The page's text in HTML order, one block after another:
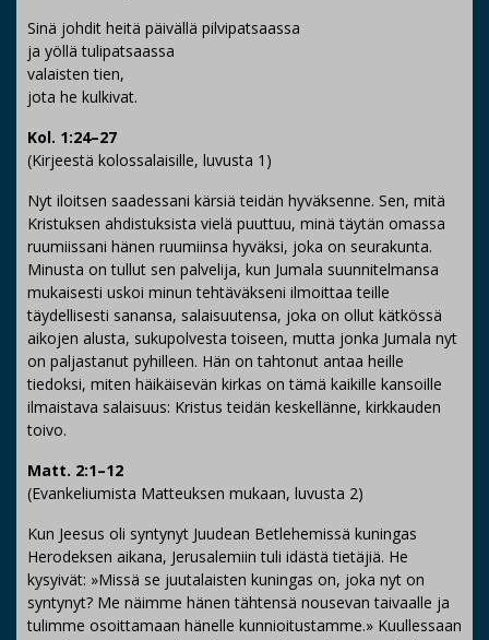
Sinä johdit heitä päivällä pilvipatsaassa
ja yöllä tulipatsaassa
valaisten tien,
jota he kulkivat.
Kol. 1:24–27
(Kirjeestä kolossalaisille, luvusta 1)
Nyt iloitsen saadessani kärsiä teidän hyväksenne. Sen, mitä
Kristuksen ahdistuksista vielä puuttuu, minä täytän omassa
ruumiissani hänen ruumiinsa hyväksi, joka on seurakunta.
Minusta on tullut sen palvelija, kun Jumala suunnitelmansa
mukaisesti uskoi minun tehtäväkseni ilmoittaa teille
täydellisesti sanansa, salaisuutensa, joka on ollut kätkössä
aikojen alusta, sukupolvesta toiseen, mutta jonka Jumala nyt
on paljastanut pyhilleen. Hän on tahtonut antaa heille
tiedoksi, miten häikäisevän kirkas on tämä kaikille kansoille
ilmaistava salaisuus: Kristus teidän keskellänne, kirkkauden
toivo.
Matt. 2:1–12
(Evankeliumista Matteuksen mukaan, luvusta 2)
Kun Jeesus oli syntynyt Juudean Betlehemissä kuningas
Herodeksen aikana, Jerusalemiin tuli idästä tietäjiä. He
kysyivät: »Missä se juutalaisten kuningas on, joka nyt on
syntynyt? Me näimme hänen tähtensä nousevan taivaalle ja
tulimme osoittamaan hänelle kunnioitustamme.» Kuullessaan